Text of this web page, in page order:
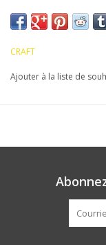
de l'humidité.
CRAFT
Ajouter à la liste de